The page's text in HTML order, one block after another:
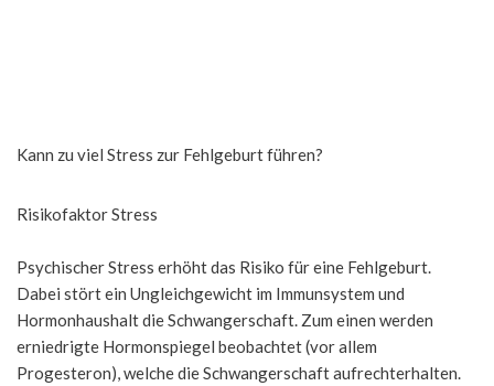
Kann zu viel Stress zur Fehlgeburt führen?
Risikofaktor Stress
Psychischer Stress erhöht das Risiko für eine Fehlgeburt.
Dabei stört ein Ungleichgewicht im Immunsystem und
Hormonhaushalt die Schwangerschaft. Zum einen werden
erniedrigte Hormonspiegel beobachtet (vor allem
Progesteron), welche die Schwangerschaft aufrechterhalten.